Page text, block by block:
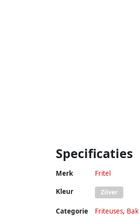
Specificaties
Merk Fritel
Kleur Zilver
Categorie Friteuses,